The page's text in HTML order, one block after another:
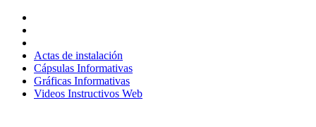
contenido
Actas de instalación
Cápsulas Informativas
Gráficas Informativas
Videos Instructivos Web